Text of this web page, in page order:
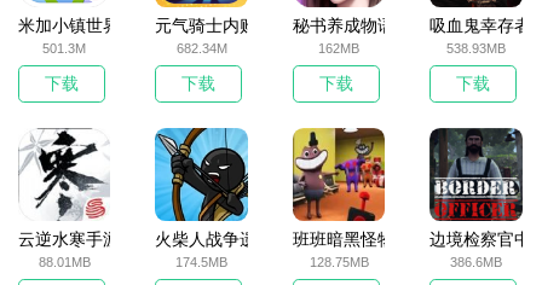
米加小镇世界2025官方版
501.3M
下载
元气骑士内购破解版
682.34M
下载
秘书养成物语
162MB
下载
吸血鬼幸存者
538.93MB
下载
云逆水寒手游
88.01MB
火柴人战争遗产无敌版
174.5MB
班班暗黑怪物生存挑战5
128.75MB
边境检察官中
386.6MB